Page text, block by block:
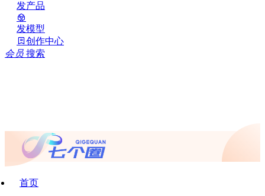
发产品
发模型
创作中心
会员 搜索
首页